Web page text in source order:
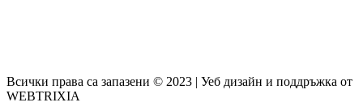
Всички права са запазени © 2023 | Уеб дизайн и поддръжка от
WEBTRIXIA